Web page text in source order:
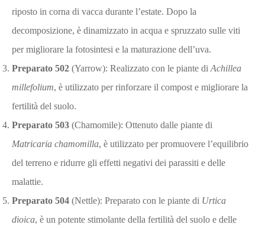
riposto in corna di vacca durante l’estate. Dopo la
decomposizione, è dinamizzato in acqua e spruzzato sulle viti
per migliorare la fotosintesi e la maturazione dell’uva.
Preparato 502 (Yarrow): Realizzato con le piante di Achillea
millefolium, è utilizzato per rinforzare il compost e migliorare la
fertilità del suolo.
Preparato 503 (Chamomile): Ottenuto dalle piante di
Matricaria chamomilla, è utilizzato per promuovere l’equilibrio
del terreno e ridurre gli effetti negativi dei parassiti e delle
malattie.
Preparato 504 (Nettle): Preparato con le piante di Urtica
dioica, è un potente stimolante della fertilità del suolo e delle